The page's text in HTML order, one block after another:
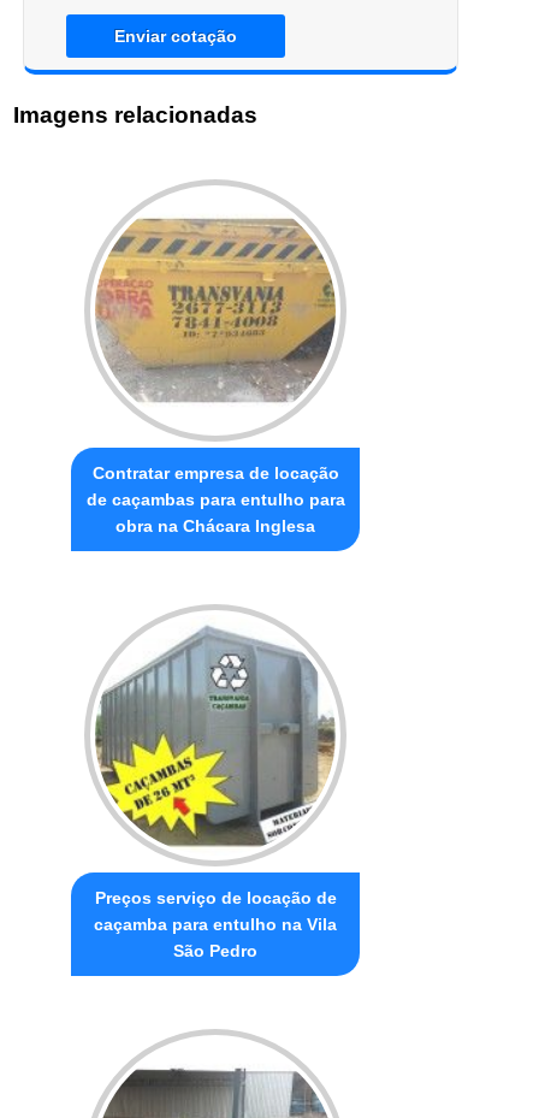
Enviar cotação
Imagens relacionadas
Contratar empresa de locação
de caçambas para entulho para
obra na Chácara Inglesa
Preços serviço de locação de
caçamba para entulho na Vila
São Pedro